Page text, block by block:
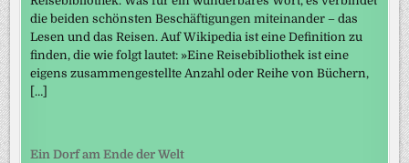
die beiden schönsten Beschäftigungen miteinander – das
Lesen und das Reisen. Auf Wikipedia ist eine Definition zu
finden, die wie folgt lautet: »Eine Reisebibliothek ist eine
eigens zusammengestellte Anzahl oder Reihe von Büchern,
[…]
Ein Dorf am Ende der Welt